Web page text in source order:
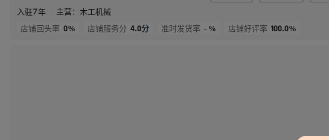
入驻7年 主营： 木工机械
店铺回头率 0% 店铺服务分 4.0分 准时发货率 - % 店铺好评率 100.0%